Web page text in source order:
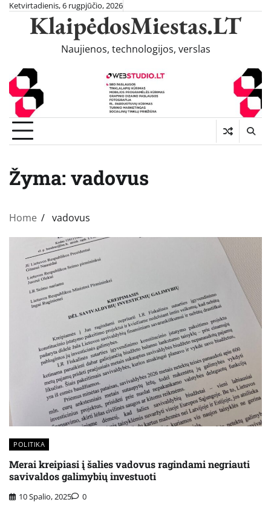
Skip
content
Ketvirtadienis, 6 rugpjūčio, 2026
KlaipėdosMiestas.LT
Naujienos, technologijos, verslas
Žyma: vadovus
Home vadovus
POLITIKA
Merai kreipiasi į šalies vadovus ragindami negriauti
savivaldos galimybių investuoti
10 Spalio, 2025 0